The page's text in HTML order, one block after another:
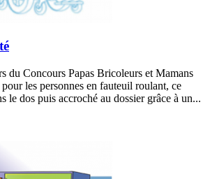
du Concours Papas Bricoleurs et Mamans
les personnes en fauteuil roulant, ce
le dos puis accroché au dossier grâce à un...